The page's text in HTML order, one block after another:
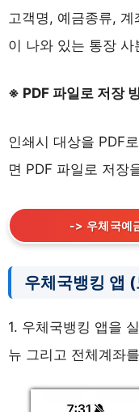
고객명, 예금종류,
이 나와 있는 통장
※ PDF 파일로 저장
인쇄시 대상을 PDF
면 PDF 파일로 저장
-> 우체국예
우체국뱅킹 앱
1. 우체국뱅킹 앱을
뉴 그리고 전체계좌